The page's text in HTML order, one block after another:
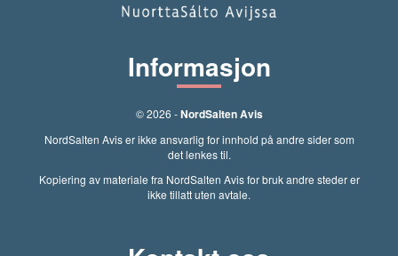
Informasjon
© 2026 -NordSalten Avis
NordSalten Avis er ikke ansvarlig for innhold på andre sider som
det lenkes til.
Kopiering av materiale fra NordSalten Avis for bruk andre steder er
ikke tillatt uten avtale.